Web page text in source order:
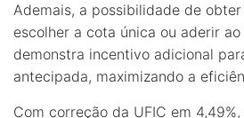
Ademais, a possibilidade de
escolher a cota única ou aderir
demonstra incentivo adicional
antecipada, maximizando a
Com correção da UFIC em